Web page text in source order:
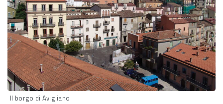
Il borgo di Avigliano